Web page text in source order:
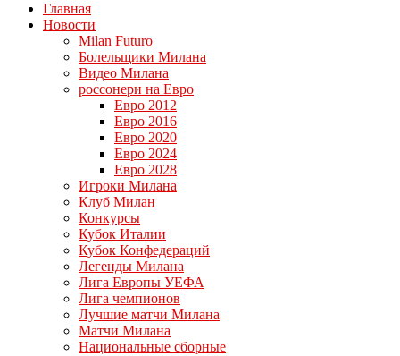
Главная
Новости
Milan Futuro
Болельщики Милана
Видео Милана
россонери на Евро
Евро 2012
Евро 2016
Евро 2020
Евро 2024
Евро 2028
Игроки Милана
Клуб Милан
Конкурсы
Кубок Италии
Кубок Конфедераций
Легенды Милана
Лига Европы УЕФА
Лига чемпионов
Лучшие матчи Милана
Матчи Милана
Национальные сборные